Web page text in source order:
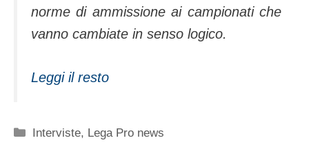
norme di ammissione ai campionati che
vanno cambiate in senso logico.
Leggi il resto
Categorie
Interviste, Lega Pro news